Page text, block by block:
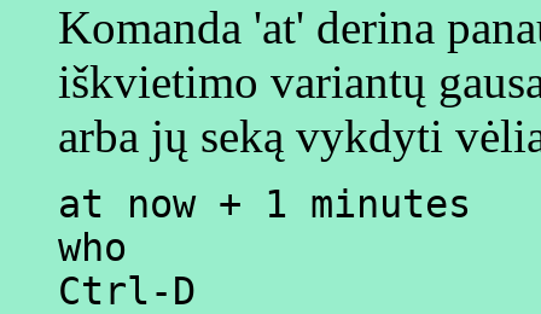
Komanda 'at' derina
iškvietimo variantų
arba jų seką vykdyti
at now + 1 minutes
who
Ctrl-D